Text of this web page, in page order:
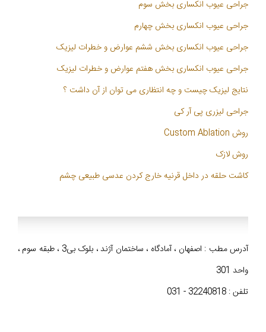
جراحی عیوب انکساری بخش سوم
جراحی عیوب انکساری بخش چهارم
جراحی عیوب انکساری بخش ششم عوارض و خطرات لیزیک
جراحی عیوب انکساری بخش هفتم عوارض و خطرات لیزیک
نتایج لیزیک چیست و چه انتظاری می توان از آن داشت ؟
جراحی لیزری پی آر کی
روش Custom Ablation
روش لازک
کاشت حلقه در داخل قرنیه خارج کردن عدسی طبیعی چشم
آدرس مطب : اصفهان ، آمادگاه ، ساختمان آژند ، بلوک بی3 ، طبقه سوم ،
واحد 301
تلفن : 32240818 - 031